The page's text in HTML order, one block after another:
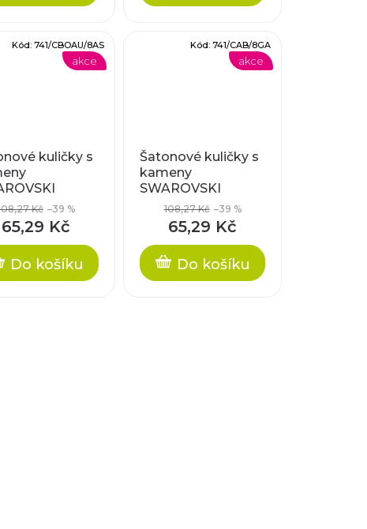
akce
kuličky s
cca
Kč –39 %
65,29 Kč
Do košíku
Kód:741/CBOAU/8AS
akce
Šatonové kuličky s
kameny
SWAROVSKI
ELEMENTS, cca
8mm
108,27 Kč –39 %
65,29 Kč
Do košíku
Kód: 741/CAB/8GA